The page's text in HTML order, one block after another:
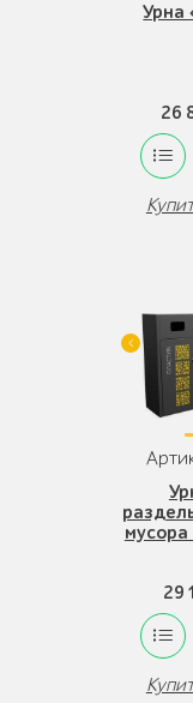
Урна
26
29